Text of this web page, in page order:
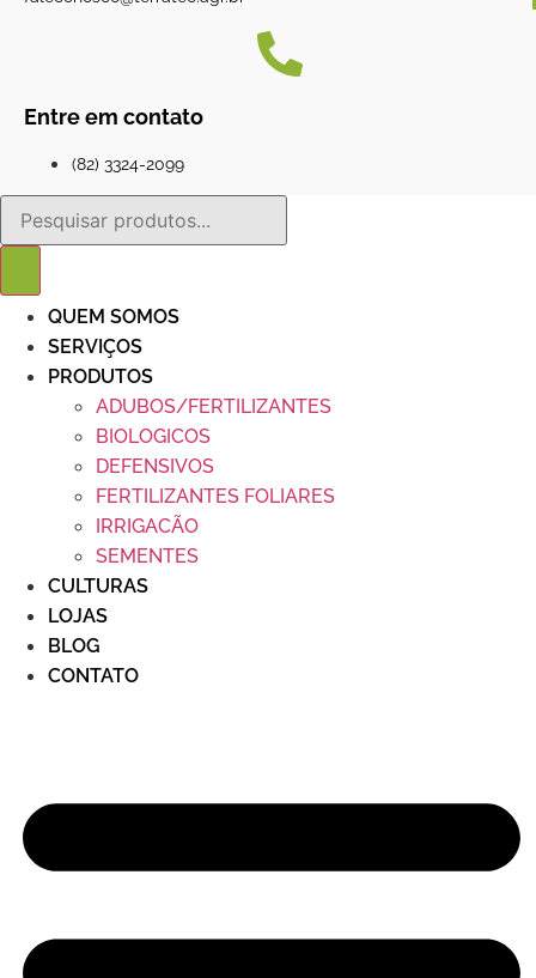
Entre em contato
(82) 3324-2099
Pesquisar
produtos
QUEM SOMOS
SERVIÇOS
PRODUTOS
ADUBOS/FERTILIZANTES
BIOLOGICOS
DEFENSIVOS
FERTILIZANTES FOLIARES
IRRIGACÃO
SEMENTES
CULTURAS
LOJAS
BLOG
CONTATO